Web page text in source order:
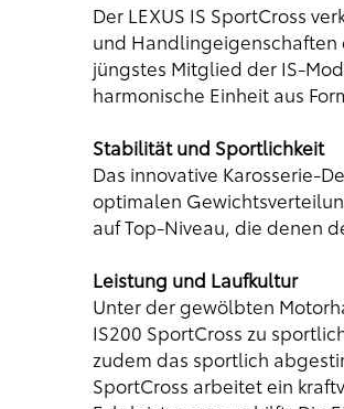
Der LEXUS IS SportCross
und Handlingeigenschaften
jüngstes Mitglied der IS-
harmonische Einheit aus
Stabilität und Sportlichkeit
Das innovative Karosserie-
optimalen
auf Top-Niveau, die denen
Leistung und Laufkultur
Unter der gewölbten
IS200 SportCross zu
zudem das sportlich
SportCross arbeitet ein